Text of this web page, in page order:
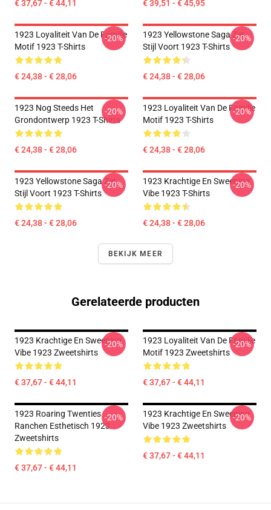
€ 37,67 - € 44,11 € 39,51 - € 45,95
1923 Loyaliteit Van De Familie
Motif 1923 T-Shirts
€ 24,38 - € 28,06
-20%
1923 Yellowstone Saga Zet
Stijl Voort 1923 T-Shirts
€ 24,38 - € 28,06
-20%
1923 Nog Steeds Het
Grondontwerp 1923 T-Shirts
€ 24,38 - € 28,06
-20%
1923 Loyaliteit Van De Familie
Motif 1923 T-Shirts
€ 24,38 - € 28,06
-20%
1923 Yellowstone Saga Zet
Stijl Voort 1923 T-Shirts
€ 24,38 - € 28,06
-20%
1923 Krachtige En Sweeping
Vibe 1923 T-Shirts
€ 24,38 - € 28,06
-20%
BEKIJK MEER
Gerelateerde producten
1923 Krachtige En Sweeping
Vibe 1923 Zweetshirts
€ 37,67 - € 44,11
-20%
1923 Loyaliteit Van De Familie
Motif 1923 Zweetshirts
€ 37,67 - € 44,11
-20%
1923 Roaring Twenties
Ranchen Esthetisch 1923
Zweetshirts
€ 37,67 - € 44,11
-20%
1923 Krachtige En Sweeping
Vibe 1923 Zweetshirts
€ 37,67 - € 44,11
-20%